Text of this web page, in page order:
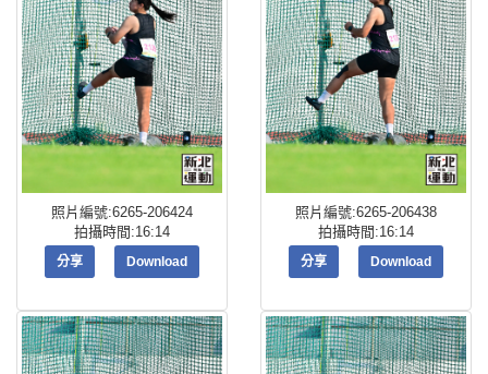
照片編號:6265-206424
拍攝時間:16:14
分享 Download
照片編號:6265-206438
拍攝時間:16:14
分享 Download